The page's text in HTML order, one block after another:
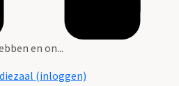
en on...
(inloggen)